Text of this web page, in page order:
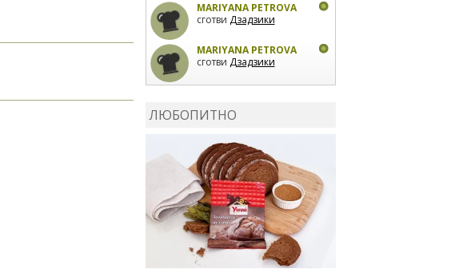
MARIYANA PETROVA
сготви Дзадзики
MARIYANA PETROVA
сготви Дзадзики
фурна
рецептатаСвински
ребра с печени
картофи
ЛЮБОПИТНО